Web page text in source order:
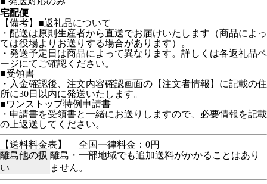
宅配便
【備考】■返礼品について
・配送は原則生産者から直送でお届けいたします（商品によっ
ては役場よりお送りする場合があります）。
・発送予定日は商品によって異なります。詳しくは各返礼品ペ
ージにてご確認ください。
■受領書
・入金確認後、注文内容確認画面の【注文者情報】に記載の住
所に30日以内に発送いたします。
■ワンストップ特例申請書
・申請書を受領書と一緒にお送りしますので、必要情報を記載
の上返送してください。
【送料料金表】
全国一律料金：0円
離島他の扱
い
離島・一部地域でも追加送料がかかることはあり
ません。